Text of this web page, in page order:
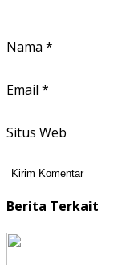
Nama *
Email *
Situs Web
Berita Terkait